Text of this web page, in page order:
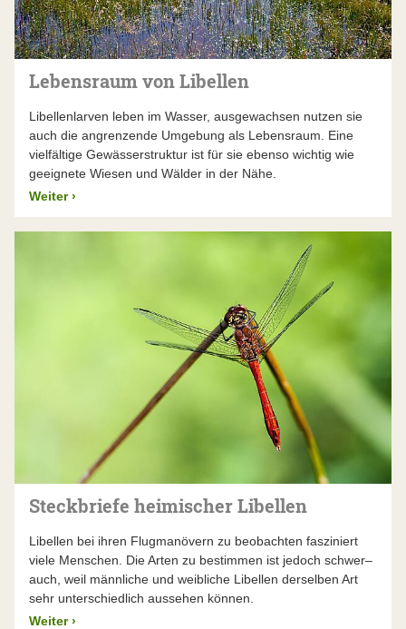
Lebensraum von Libellen
Libellenlarven leben im Wasser, ausgewachsen nutzen sie
auch die angrenzende Umgebung als Lebensraum. Eine
vielfältige Gewässerstruktur ist für sie ebenso wichtig wie
geeignete Wiesen und Wälder in der Nähe.
Weiter ›
Steckbriefe heimischer Libellen
Libellen bei ihren Flugmanövern zu beobachten fasziniert
viele Menschen. Die Arten zu bestimmen ist jedoch schwer–
auch, weil männliche und weibliche Libellen derselben Art
sehr unterschiedlich aussehen können.
Weiter ›